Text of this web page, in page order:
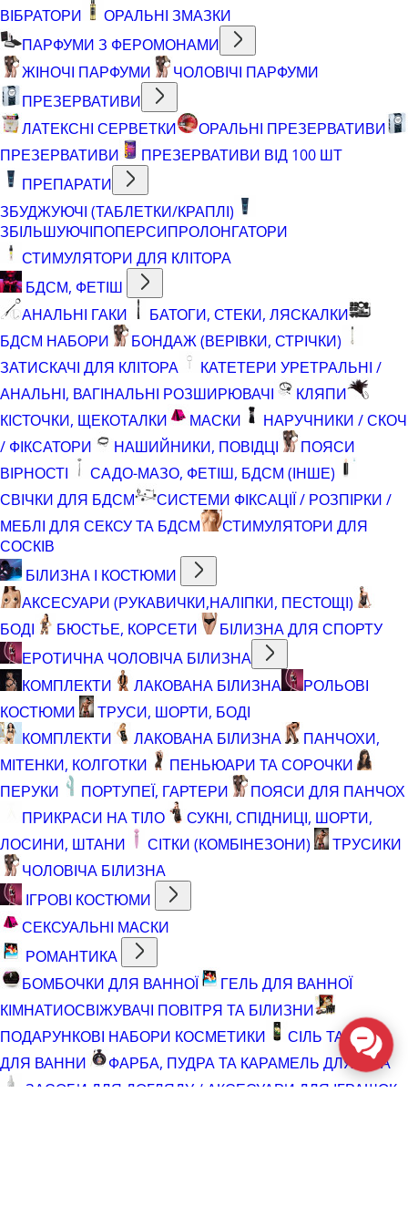
ВІБРАТОРИ
ОРАЛЬНІ ЗМАЗКИ
ПАРФУМИ З ФЕРОМОНАМИ
ЖІНОЧІ ПАРФУМИ
ЧОЛОВІЧІ ПАРФУМИ
ПРЕЗЕРВАТИВИ
ЛАТЕКСНІ СЕРВЕТКИ
ОРАЛЬНІ ПРЕЗЕРВАТИВИ
ПРЕЗЕРВАТИВИ
ПРЕЗЕРВАТИВИ ВІД 100 ШТ
ПРЕПАРАТИ
ЗБУДЖУЮЧІ (ТАБЛЕТКИ/КРАПЛІ)
ЗБІЛЬШУЮЧІПОПЕРСИПРОЛОНГАТОРИ
СТИМУЛЯТОРИ ДЛЯ КЛІТОРА
БДСМ, ФЕТІШ
АНАЛЬНІ ГАКИ
БАТОГИ, СТЕКИ, ЛЯСКАЛКИ
БДСМ НАБОРИ
БОНДАЖ (ВЕРІВКИ, СТРІЧКИ)
ЗАТИСКАЧІ ДЛЯ КЛІТОРА
КАТЕТЕРИ УРЕТРАЛЬНІ /
АНАЛЬНІ, ВАГІНАЛЬНІ РОЗШИРЮВАЧІ
КЛЯПИ
КІСТОЧКИ, ЩЕКОТАЛКИ
МАСКИ
НАРУЧНИКИ / СКОЧ
/ ФІКСАТОРИ
НАШИЙНИКИ, ПОВІДЦІ
ПОЯСИ
ВІРНОСТІ
САДО-МАЗО, ФЕТІШ, БДСМ (ІНШЕ)
СВІЧКИ ДЛЯ БДСМ
СИСТЕМИ ФІКСАЦІЇ / РОЗПІРКИ /
МЕБЛІ ДЛЯ СЕКСУ ТА БДСМ
СТИМУЛЯТОРИ ДЛЯ
СОСКІВ
БІЛИЗНА І КОСТЮМИ
АКСЕСУАРИ (РУКАВИЧКИ,НАЛІПКИ, ПЕСТОЩІ)
БОДІ
БЮСТЬЕ, КОРСЕТИ
БІЛИЗНА ДЛЯ СПОРТУ
ЕРОТИЧНА ЧОЛОВІЧА БІЛИЗНА
КОМПЛЕКТИ
ЛАКОВАНА БІЛИЗНА
РОЛЬОВІ
КОСТЮМИ
ТРУСИ, ШОРТИ, БОДІ
КОМПЛЕКТИ
ЛАКОВАНА БІЛИЗНА
ПАНЧОХИ,
МІТЕНКИ, КОЛГОТКИ
ПЕНЬЮАРИ ТА СОРОЧКИ
ПЕРУКИ
ПОРТУПЕЇ, ГАРТЕРИ
ПОЯСИ ДЛЯ ПАНЧОХ
ПРИКРАСИ НА ТІЛО
СУКНІ, СПІДНИЦІ, ШОРТИ,
ЛОСИНИ, ШТАНИ
СІТКИ (КОМБІНЕЗОНИ)
ТРУСИКИ
ЧОЛОВІЧА БІЛИЗНА
ІГРОВІ КОСТЮМИ
СЕКСУАЛЬНІ МАСКИ
РОМАНТИКА
БОМБОЧКИ ДЛЯ ВАННОЇ
ГЕЛЬ ДЛЯ ВАННОЇ
КІМНАТИОСВІЖУВАЧІ ПОВІТРЯ ТА БІЛИЗНИ
ПОДАРУНКОВІ НАБОРИ КОСМЕТИКИ
СІЛЬ ТА ПІНА
ДЛЯ ВАННИ
ФАРБА, ПУДРА ТА КАРАМЕЛЬ ДЛЯ ТІЛА
ЗАСОБИ ДЛЯ ДОГЛЯДУ / АКСЕСУАРИ ДЛЯ ІГРАШОК